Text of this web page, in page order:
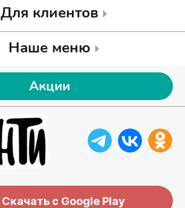
Для клиентов
Наше меню
Акции
Скачать с Google Play